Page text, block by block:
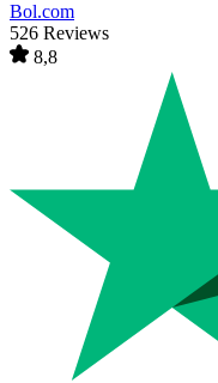
Bol.com
526 Reviews
8,8